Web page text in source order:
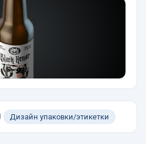
Дизайн упаковки/этикетки